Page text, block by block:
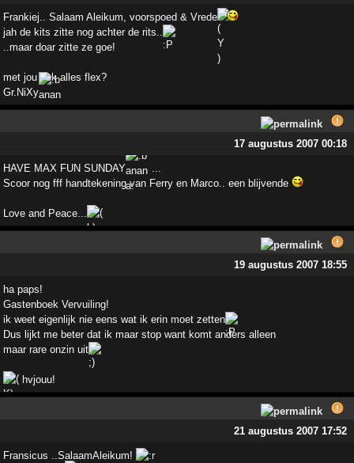
Frankiej.. Salaam Aleikum, voorspoed & Vrede
jah de kits zitte nog achter de rits..
..maar doar zitte ze goe!
met jou ook alles flex?
Gr.NiXy
17 augustus 2007 00:18
HAVE MAX FUN SUNDAY
Scoor nog fff handtekening van Ferry en Marco.. een blijvende
Love and Peace...
19 augustus 2007 18:55
ha paps!
Gastenboek Vervuiling!
ik weet eigenlijk nie eens wat ik erin moet zetten
Dus lijkt me beter dat ik maar stop want komt anders alleen
maar rare onzin uit
hvjouu!
21 augustus 2007 17:52
Fransicus ..SalaamAleikum!